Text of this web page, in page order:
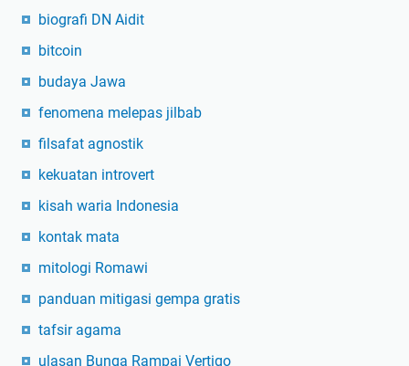
biografi DN Aidit
bitcoin
budaya Jawa
fenomena melepas jilbab
filsafat agnostik
kekuatan introvert
kisah waria Indonesia
kontak mata
mitologi Romawi
panduan mitigasi gempa gratis
tafsir agama
ulasan Bunga Rampai Vertigo